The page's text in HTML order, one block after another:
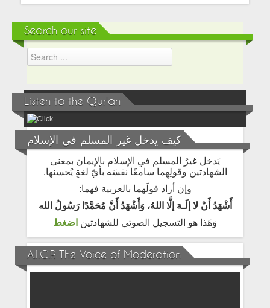
Search our site
Listen to the Qur'an
كيف يدخل غير المسلم في الإسلام
يَدخل غيرُ المسلم في الإسلام بالإيمان بمعنى
الشهادتين وقولِهِما سامعًا نفسَه بأيّ لغةٍ يُحسنها.
وإن أراد قولَهما بالعربية فهما:
أَشْهَدُ أَنْ لا إلَـهَ إلَّا اللهُ، وَأَشْهَدُ أَنَّ مُحَمَّدًا رَسُولُ الله
وَهَذا هو التسجيل الصوتي للشهادتين اضغط
A.I.C.P. The Voice of Moderation